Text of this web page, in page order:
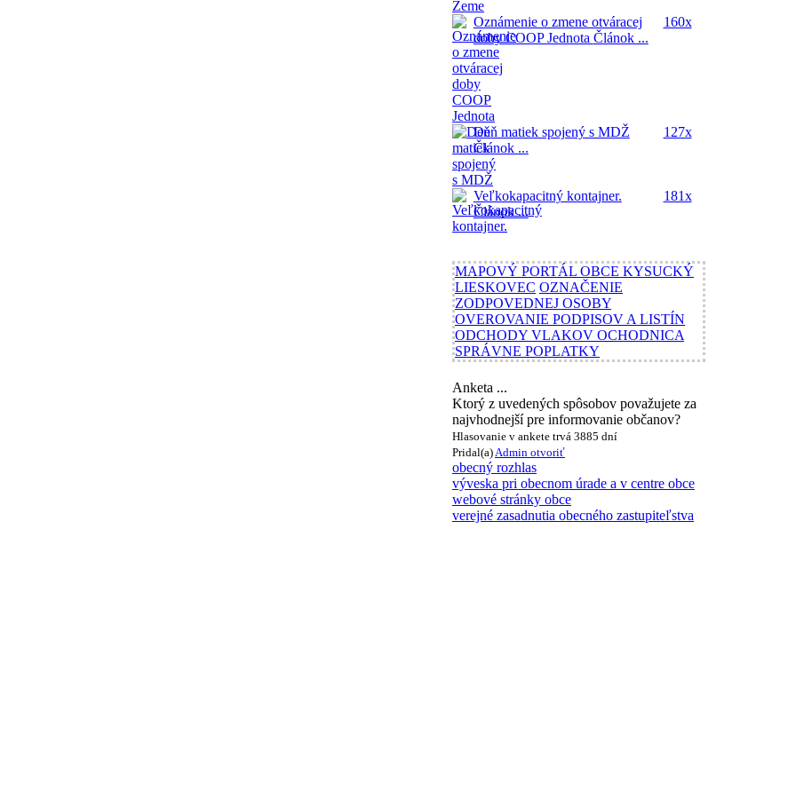
Oznámenie o zmene otváracej
doby COOP Jednota Článok ...
160x
Deň matiek spojený s MDŽ
Článok ...
127x
Veľkokapacitný kontajner.
Článok ...
181x
MAPOVÝ PORTÁL OBCE KYSUCKÝ
LIESKOVEC OZNAČENIE
ZODPOVEDNEJ OSOBY
OVEROVANIE PODPISOV A LISTÍN
ODCHODY VLAKOV OCHODNICA
SPRÁVNE POPLATKY
Anketa ...
Ktorý z uvedených spôsobov považujete za
najvhodnejší pre informovanie občanov?
Hlasovanie v ankete trvá 3885 dní
Pridal(a)Admin otvoriť
obecný rozhlas
výveska pri obecnom úrade a v centre obce
webové stránky obce
verejné zasadnutia obecného zastupiteľstva